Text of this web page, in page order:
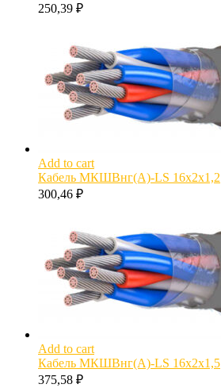
250,39 ₽
Add to cart
Кабель МКШВнг(А)-LS 16х2х1,2
300,46 ₽
Add to cart
Кабель МКШВнг(А)-LS 16х2х1,5
375,58 ₽